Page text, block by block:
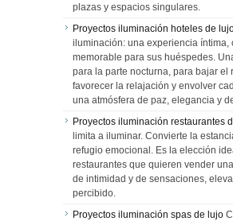
plazas y espacios singulares.
Proyectos iluminación hoteles de
iluminación: una experiencia íntima,
memorable para sus huéspedes.
para la parte nocturna, para bajar el
favorecer la relajación y envolver
una atmósfera de paz, elegancia y
Proyectos iluminación restaurantes
limita a iluminar. Convierte la
refugio emocional. Es la elección
restaurantes que quieren vender
de intimidad y de sensaciones,
percibido.
Proyectos iluminación spas de lujo